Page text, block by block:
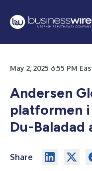
May 2, 2025 6:55 PM
Andersen
platformen
Du-Baladad
Share